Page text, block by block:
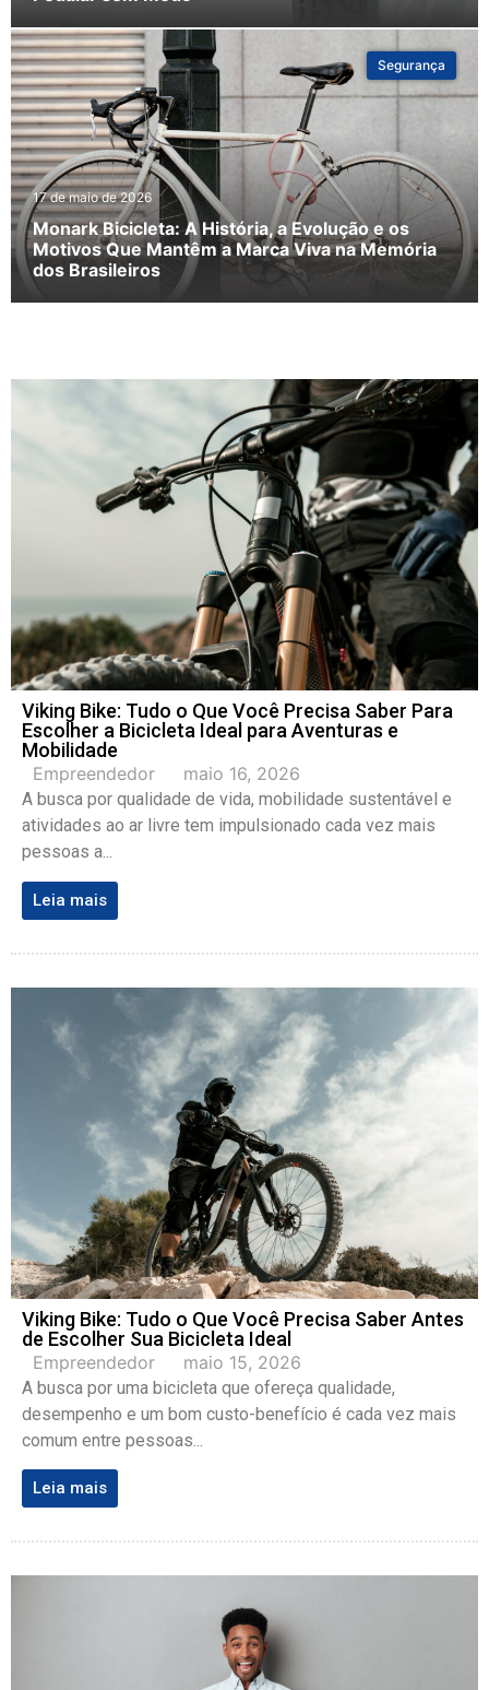
17 de maio de 2026
Monark Bicicleta: A História, a Evolução e os
Motivos Que Mantêm a Marca Viva na Memória
dos Brasileiros
Segurança
Viking Bike: Tudo o Que Você Precisa Saber Para
Escolher a Bicicleta Ideal para Aventuras e
Mobilidade
Empreendedor maio 16, 2026
A busca por qualidade de vida, mobilidade sustentável e
atividades ao ar livre tem impulsionado cada vez mais
pessoas a...
Leia mais
Viking Bike: Tudo o Que Você Precisa Saber Antes
de Escolher Sua Bicicleta Ideal
Empreendedor maio 15, 2026
A busca por uma bicicleta que ofereça qualidade,
desempenho e um bom custo-benefício é cada vez mais
comum entre pessoas...
Leia mais